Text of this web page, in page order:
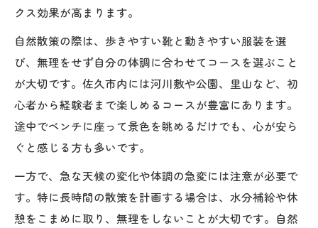
肩こりと落ち着きがない悩みに役立つケア
術
マッサージやストレッチで得るリラックス
効果
落ち着きがない気分におすすめのリラクゼ
ーション
ストレスが溜まる日に佐久市でできるリフレッ
シュ法
落ち着きがない日のストレス解消リフレッ
シュ術
クス効果が高まります。
自然散策の際は、歩きやすい靴と動きやすい服装を選
び、無理をせず自分の体調に合わせてコースを選ぶこと
が大切です。佐久市内には河川敷や公園、里山など、初
心者から経験者まで楽しめるコースが豊富にあります。
途中でベンチに座って景色を眺めるだけでも、心が安ら
ぐと感じる方も多いです。
一方で、急な天候の変化や体調の急変には注意が必要で
す。特に長時間の散策を計画する場合は、水分補給や休
憩をこまめに取り、無理をしないことが大切です。自然